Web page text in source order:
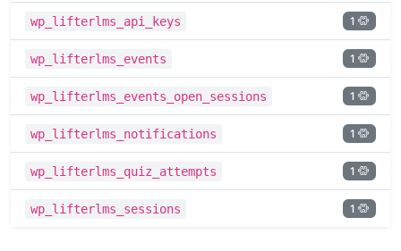
wp_lifterlms_api_keys 1
wp_lifterlms_events 1
wp_lifterlms_events_open_sessions 1
wp_lifterlms_notifications 1
wp_lifterlms_quiz_attempts 1
wp_lifterlms_sessions 1